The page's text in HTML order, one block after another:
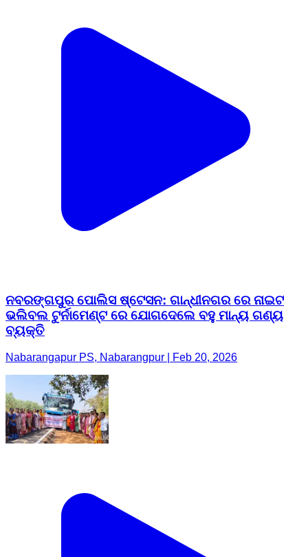
ନବରଙ୍ଗପୁର ପୋଲିସ ଷ୍ଟେସନ: ଗାନ୍ଧୀନଗର ରେ ନାଇଟ
ଭଲିବଲ ଟୁର୍ନାମେଣ୍ଟ ରେ ଯୋଗଦେଲେ ବହୁ ମାନ୍ୟ ଗଣ୍ୟ
ବ୍ୟକ୍ତି
Nabarangapur PS, Nabarangpur | Feb 20, 2026